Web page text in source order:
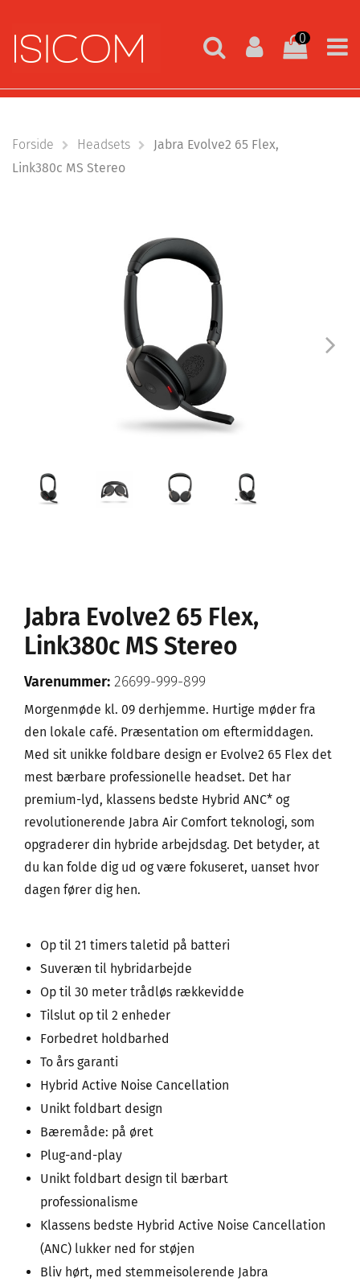
0
Forside Headsets
Jabra Evolve2 65 Flex,
Link380c MS Stereo
Jabra Evolve2 65 Flex,
Link380c MS Stereo
Varenummer: 26699-999-899
Morgenmøde kl. 09 derhjemme. Hurtige møder fra
den lokale café. Præsentation om eftermiddagen.
Med sit unikke foldbare design er Evolve2 65 Flex det
mest bærbare professionelle headset. Det har
premium-lyd, klassens bedste Hybrid ANC* og
revolutionerende Jabra Air Comfort teknologi, som
opgraderer din hybride arbejdsdag. Det betyder, at
du kan folde dig ud og være fokuseret, uanset hvor
dagen fører dig hen.
Op til 21 timers taletid på batteri
Suveræn til hybridarbejde
Op til 30 meter trådløs rækkevidde
Tilslut op til 2 enheder
Forbedret holdbarhed
To års garanti
Hybrid Active Noise Cancellation
Unikt foldbart design
Bæremåde: på øret
Plug-and-play
Unikt foldbart design til bærbart
professionalisme
Klassens bedste Hybrid Active Noise Cancellation
(ANC) lukker ned for støjen
Bliv hørt, med stemmeisolerende Jabra